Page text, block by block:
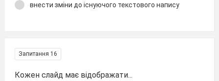
внести зміни до існуючого текстового напису
Запитання 16
Кожен слайд має відображати...